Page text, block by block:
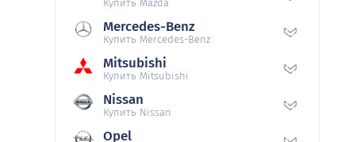
Купить Mazda
Mercedes-Benz
Купить Mercedes-Benz
Mitsubishi
Купить Mitsubishi
Nissan
Купить Nissan
Opel